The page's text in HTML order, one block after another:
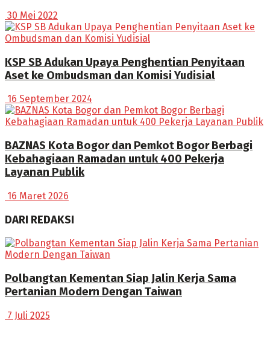
30 Mei 2022
KSP SB Adukan Upaya Penghentian Penyitaan
Aset ke Ombudsman dan Komisi Yudisial
16 September 2024
BAZNAS Kota Bogor dan Pemkot Bogor Berbagi
Kebahagiaan Ramadan untuk 400 Pekerja
Layanan Publik
16 Maret 2026
DARI REDAKSI
Polbangtan Kementan Siap Jalin Kerja Sama
Pertanian Modern Dengan Taiwan
7 Juli 2025